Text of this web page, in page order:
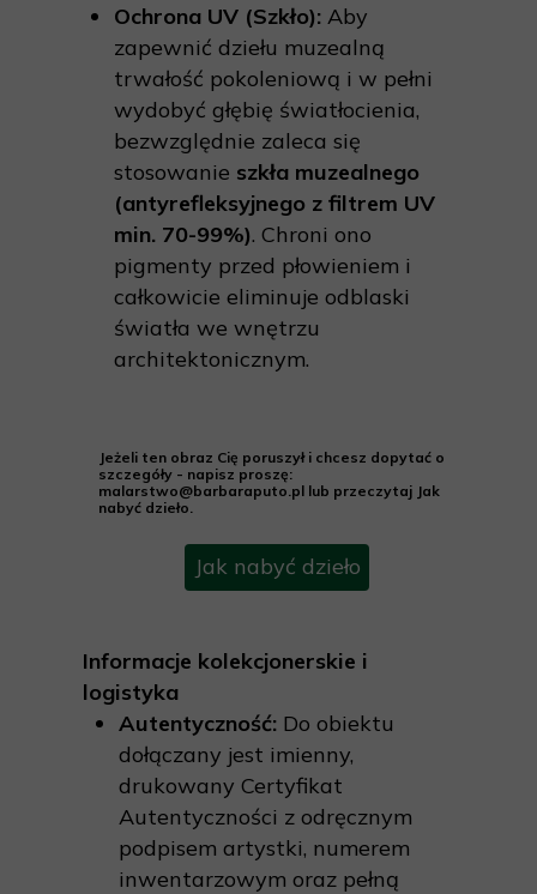
Jak nabyć dzieło
Informacje kolekcjonerskie i
logistyka
Autentyczność: Do obiektu
dołączany jest imienny,
drukowany Certyfikat
Autentyczności z odręcznym
podpisem artystki, numerem
inwentarzowym oraz pełną
Jeżeli ten obraz Cię poruszył i chcesz dopytać o
szczegóły - napisz proszę:
malarstwo@barbaraputo.pl lub przeczytaj Jak
nabyć dzieło.
Ochrona UV (Szkło): Aby
zapewnić dziełu muzealną
trwałość pokoleniową i w pełni
wydobyć głębię światłocienia,
bezwzględnie zaleca się
stosowanie szkła muzealnego
(antyrefleksyjnego z filtrem UV
min. 70-99%). Chroni ono
pigmenty przed płowieniem i
całkowicie eliminuje odblaski
światła we wnętrzu
architektonicznym.